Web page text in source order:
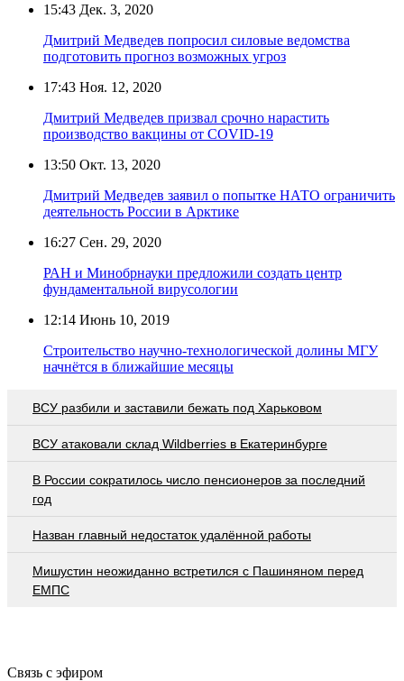
15:43 Дек. 3, 2020
Дмитрий Медведев попросил силовые ведомства
подготовить прогноз возможных угроз
17:43 Ноя. 12, 2020
Дмитрий Медведев призвал срочно нарастить
производство вакцины от COVID-19
13:50 Окт. 13, 2020
Дмитрий Медведев заявил о попытке НАТО ограничить
деятельность России в Арктике
16:27 Сен. 29, 2020
РАН и Минобрнауки предложили создать центр
фундаментальной вирусологии
12:14 Июнь 10, 2019
Строительство научно-технологической долины МГУ
начнётся в ближайшие месяцы
ВСУ разбили и заставили бежать под Харьковом
ВСУ атаковали склад Wildberries в Екатеринбурге
В России сократилось число пенсионеров за последний
год
Назван главный недостаток удалённой работы
Мишустин неожиданно встретился с Пашиняном перед
ЕМПС
Связь с эфиром